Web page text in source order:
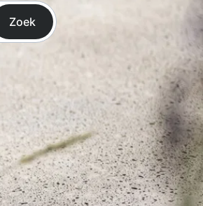
Zoek